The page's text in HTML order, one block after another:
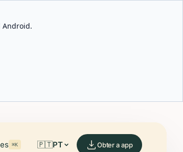
Android.
⌘K 🇵🇹PT Obter a app